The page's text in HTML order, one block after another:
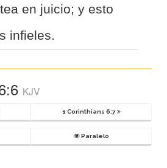
en juicio; y esto
infieles.
KJV
1 Corinthians 6:7
Paralelo